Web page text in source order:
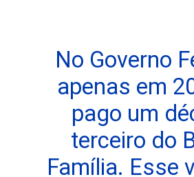
No Governo
apenas em
pago um
terceiro do
Família. Esse